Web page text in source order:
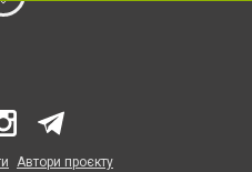
Автори проєкту